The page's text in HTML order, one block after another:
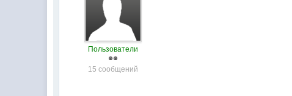
Пользователи
15 сообщений